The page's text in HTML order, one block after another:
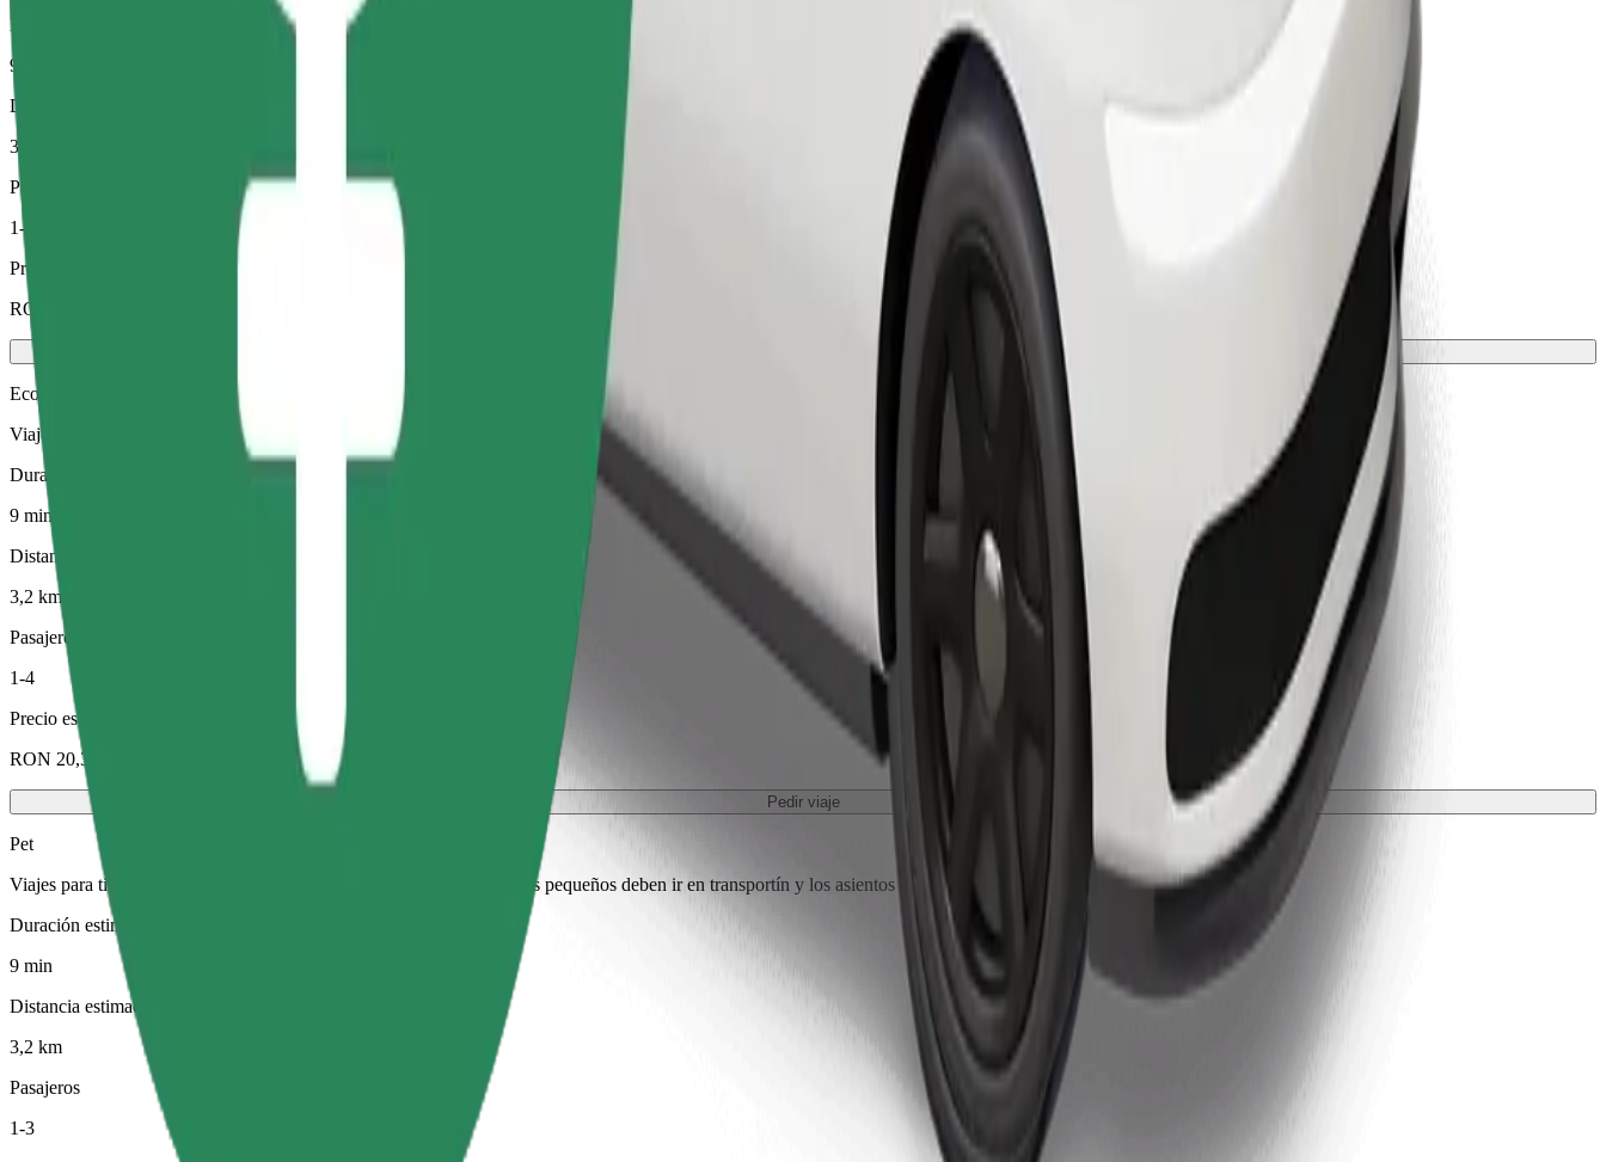
Duración estimada del viaje
9 min
Distancia estimada
3,2 km
Pasajeros
1-4
Precio estimado
RON 21,50
Ecológico
Viajes eficientes en vehículos híbridos y eléctricos
Duración estimada del viaje
9 min
Distancia estimada
3,2 km
Pasajeros
1-4
Precio estimado
RON 20,30
Pedir viaje
Pet
Viajes para ti y tu mascota. Los perros deben llevar bozal, los animales pequeños deben ir en transportín y los asientos deben protegerse con una manta o funda.
Duración estimada del viaje
9 min
Distancia estimada
3,2 km
Pasajeros
1-3